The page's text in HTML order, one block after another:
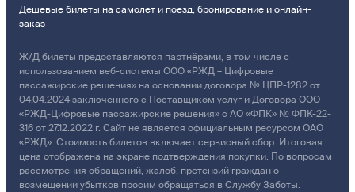
Дешевые билеты на самолет и поезд, бронирование и онлайн-
заказ
Ж/Д билеты предоставляются партнёрами, в том числе с
использованием веб-системы ООО «РЖД – Цифровые
пассажирские решения» на основании договора № ЦПР-1282 от
04.04.2024 заключенного с Поставщиком услуг и Договора ООО
«РЖД-Цифровые пассажирские решения» с АО «ФПК» № ФПК-22-
316 от 27.12.2022 г. Сайт не является официальным ресурсом ОАО
«РЖД». Стоимость билетов включает сервисный сбор. Итоговая
цена отображена на экране подтверждения покупки. По вопросам
рассмотрения обращений, жалоб, претензий граждан о
возмещении убытков просим обращаться в Службу Заботы.